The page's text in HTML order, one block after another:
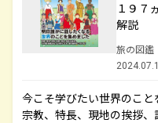
１９７
解説
旅の図鑑
今こそ学びたい世界のこと
宗教、特長、現地の挨拶、